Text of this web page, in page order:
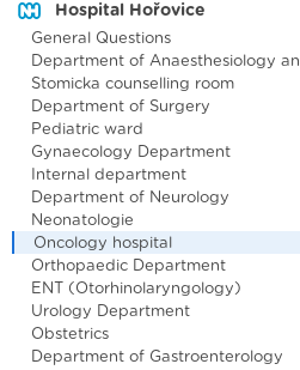
Hospital Hořovice
General Questions
Department of Anaesthesiology
Stomicka counselling room
Department of Surgery
Pediatric ward
Gynaecology Department
Internal department
Department of Neurology
Neonatologie
Oncology hospital
Orthopaedic Department
ENT (Otorhinolaryngology)
Urology Department
Obstetrics
Department of Gastroenterology